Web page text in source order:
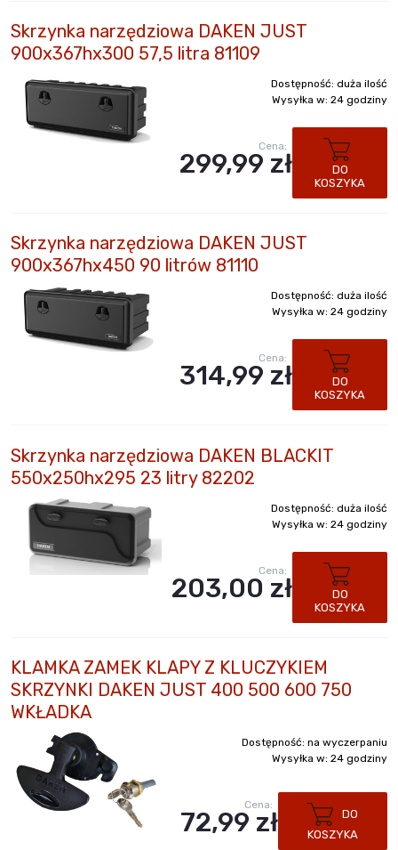
Skrzynka narzędziowa DAKEN JUST
900x367hx300 57,5 litra 81109
Dostępność: duża ilość
Wysyłka w: 24 godziny
Cena:
299,99 zł
DO
KOSZYKA
Skrzynka narzędziowa DAKEN JUST
900x367hx450 90 litrów 81110
Dostępność: duża ilość
Wysyłka w: 24 godziny
Cena:
314,99 zł
DO
KOSZYKA
Skrzynka narzędziowa DAKEN BLACKIT
550x250hx295 23 litry 82202
Dostępność: duża ilość
Wysyłka w: 24 godziny
Cena:
203,00 zł
DO
KOSZYKA
KLAMKA ZAMEK KLAPY Z KLUCZYKIEM
SKRZYNKI DAKEN JUST 400 500 600 750
WKŁADKA
Dostępność: na wyczerpaniu
Wysyłka w: 24 godziny
Cena:
72,99 zł
DO
KOSZYKA